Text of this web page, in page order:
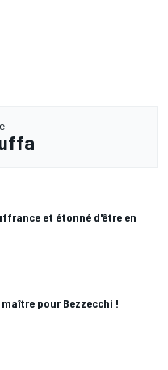
et étonné d'être en
pour Bezzecchi !